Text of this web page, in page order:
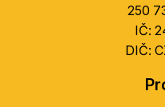
250
IČ:
DIČ: